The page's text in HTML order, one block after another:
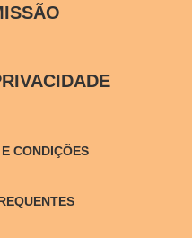
CONDIÇÕES